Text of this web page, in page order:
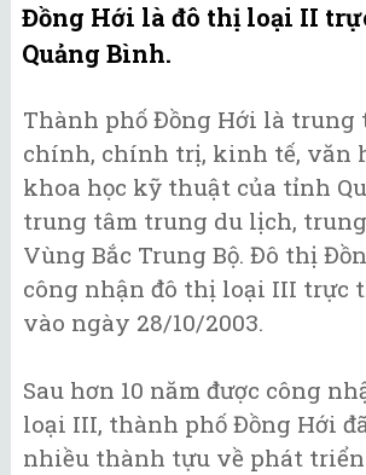
Đồng Hới là đô thị loại II
Quảng Bình.
Thành phố Đồng Hới là trung
chính, chính trị, kinh tế, văn
khoa học kỹ thuật của tỉnh
trung tâm trung du lịch,
Vùng Bắc Trung Bộ. Đô thị
công nhận đô thị loại III trực
vào ngày 28/10/2003.
Sau hơn 10 năm được công
loại III, thành phố Đồng Hới
nhiều thành tựu về phát